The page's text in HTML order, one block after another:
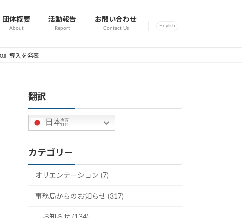
団体概要
About
活動報告
Report
お問い合わせ
Contact Us English
』導入を発表
翻訳
日本語
カテゴリー
オリエンテーション (7)
事務局からのお知らせ (317)